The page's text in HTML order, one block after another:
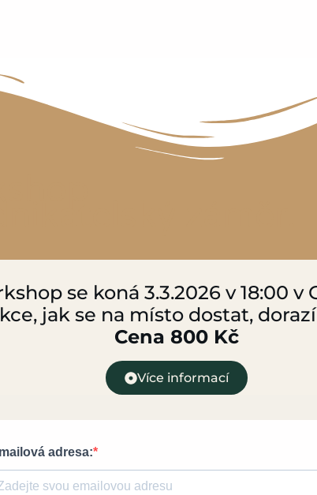
se koná 3.3.2026 v 18:00 v
jak se na místo dostat,
Cena 800 Kč
Více informací
adresa: